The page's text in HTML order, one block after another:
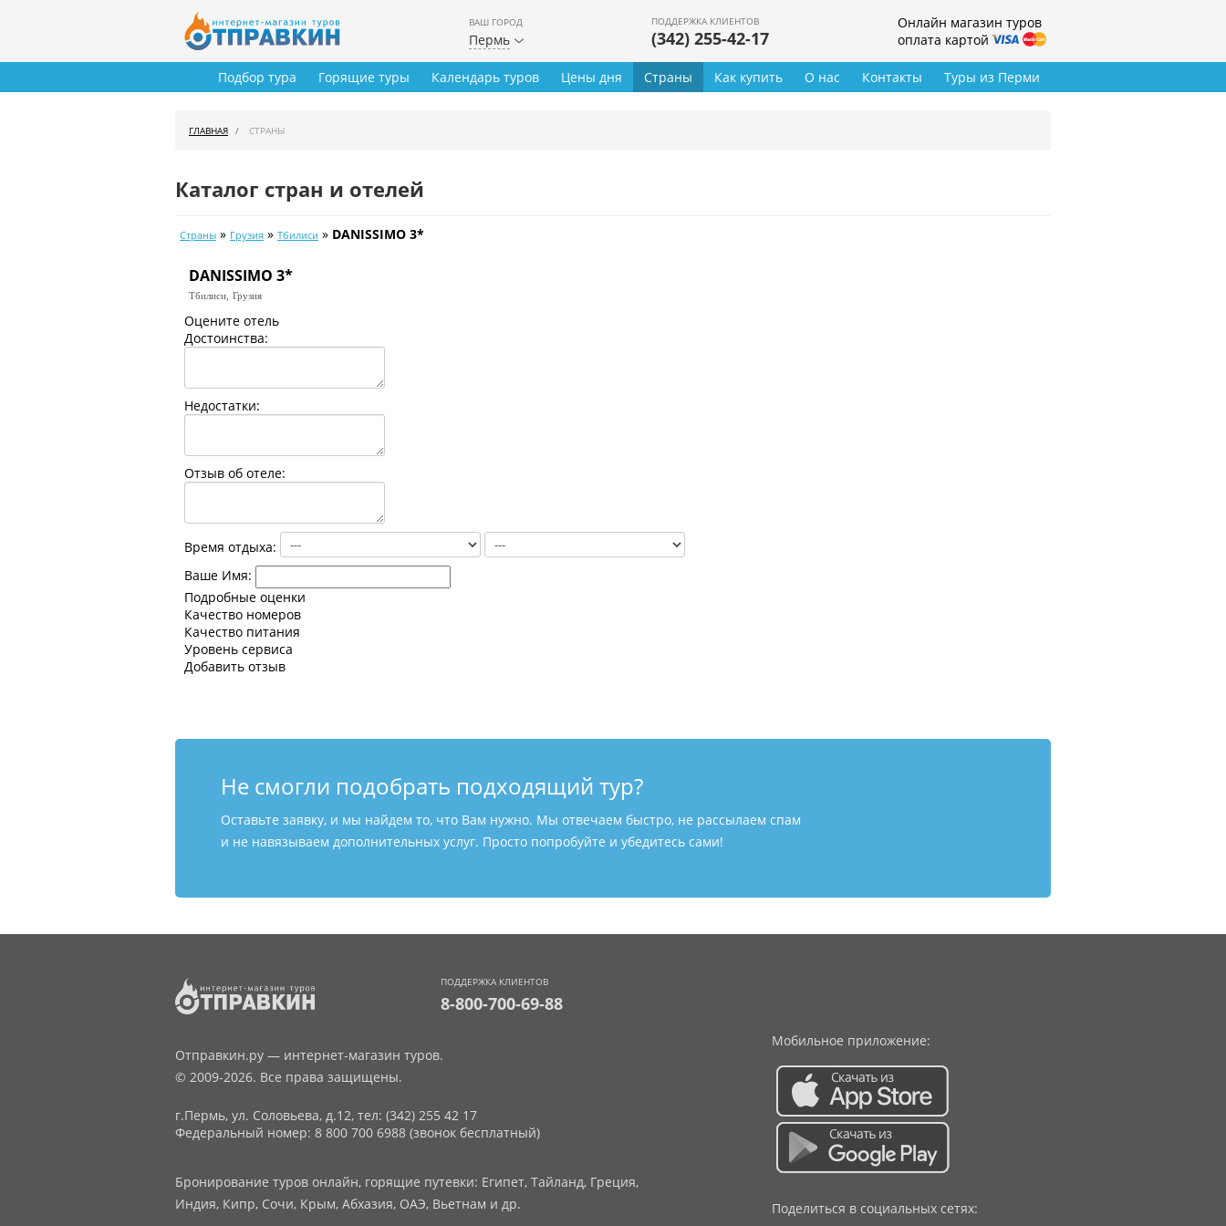
ВАШ ГОРОД
Пермь
ПОДДЕРЖКА КЛИЕНТОВ
(342) 255-42-17
Онлайн магазин туров
оплата картой
Туры из Перми
Подбор тура Горящие туры Календарь туров Цены дня Страны Как купить О нас Контакты
ГЛАВНАЯ СТРАНЫ
Каталог стран и отелей
Страны » Грузия » Тбилиси » DANISSIMO 3*
DANISSIMO 3*
Тбилиси, Грузия
Оцените отель
Достоинства:
Недостатки:
Отзыв об отеле:
Время отдыха:
Ваше Имя:
Подробные оценки
Качество номеров
Качество питания
Уровень сервиса
Добавить отзыв
Не смогли подобрать подходящий тур?
Оставьте заявку, и мы найдем то, что Вам нужно. Мы отвечаем быстро, не рассылаем спам
и не навязываем дополнительных услуг. Просто попробуйте и убедитесь сами!
ПОДДЕРЖКА КЛИЕНТОВ
8-800-700-69-88
Отправкин.ру — интернет-магазин туров.
© 2009-2026. Все права защищены.
г.Пермь, ул. Соловьева, д.12, тел: (342) 255 42 17
Федеральный номер: 8 800 700 6988 (звонок бесплатный)
Бронирование туров онлайн, горящие путевки: Египет, Тайланд, Греция,
Индия, Кипр, Сочи, Крым, Абхазия, ОАЭ, Вьетнам и др.
Мобильное приложение:
Поделиться в социальных сетях: